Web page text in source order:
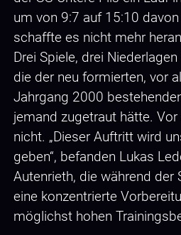
um von 9:7 auf 15:10 davon
schaffte es nicht mehr
Drei Spiele, drei
die der neu formierten, vor
Jahrgang 2000
jemand zugetraut hätte.
nicht. „Dieser Auftritt wird
geben“, befanden Lukas
Autenrieth, die während
eine konzentrierte
möglichst hohen